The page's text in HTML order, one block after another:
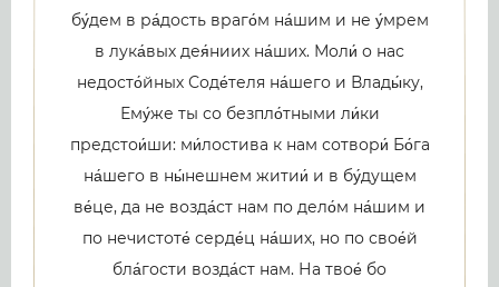
бу́дем в ра́дость враго́м на́шим и не у́мрем
в лука́вых дея́ниих на́ших. Моли́ о нас
недосто́йных Соде́теля на́шего и Влады́ку,
Ему́же ты со безпло́тными ли́ки
предстои́ши: ми́лостива к нам сотвори́ Бо́га
на́шего в ны́нешнем житии́ и в бу́дущем
ве́це, да не возда́ст нам по дело́м на́шим и
по нечистоте́ серде́ц на́ших, но по свое́й
бла́гости возда́ст нам. На твое́ бо